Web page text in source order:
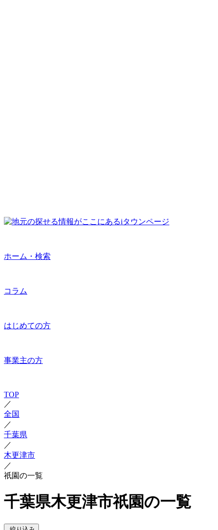
ホーム・検索
コラム
はじめての方
事業主の方
TOP
／
全国
／
千葉県
／
木更津市
／
祇園の一覧
千葉県木更津市祇園の一覧